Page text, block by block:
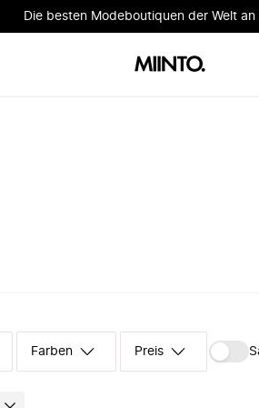
Die besten Modeboutiquen der Welt an
Farben Preis